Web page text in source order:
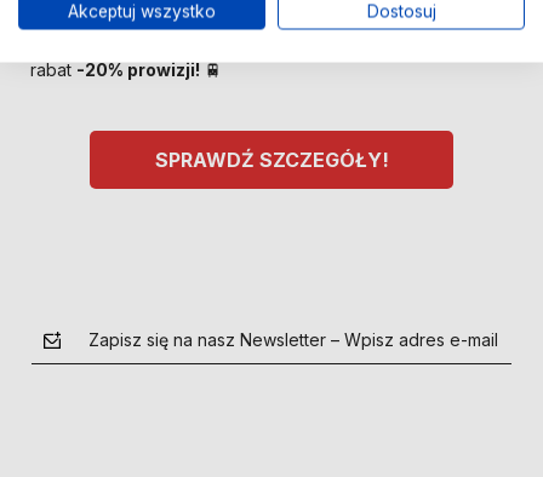
rabat -20% prowizji! 🚆
SPRAWDŹ SZCZEGÓŁY!
Zapisz się na nasz Newsletter – Wpisz adres e-mail
Akceptuj wszystko Dostosuj